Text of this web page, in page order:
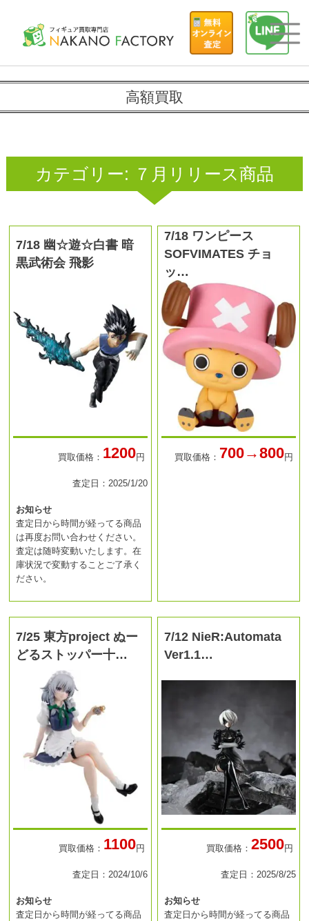
高額買取
カテゴリー: ７月リリース商品
7/18 幽☆遊☆白書 暗
黒武術会 飛影
買取価格： 1200円
査定日：2025/1/20
お知らせ
査定日から時間が経ってる商品
は再度お問い合わせください。
査定は随時変動いたします。在
庫状況で変動することご了承く
ださい。
7/18 ワンピース
SOFVIMATES チョ
ッ…
買取価格： 700→800円
7/25 東方project ぬー
どるストッパー十…
買取価格： 1100円
査定日：2024/10/6
お知らせ
査定日から時間が経ってる商品
7/12 NieR:Automata
Ver1.1…
買取価格： 2500円
査定日：2025/8/25
お知らせ
査定日から時間が経ってる商品